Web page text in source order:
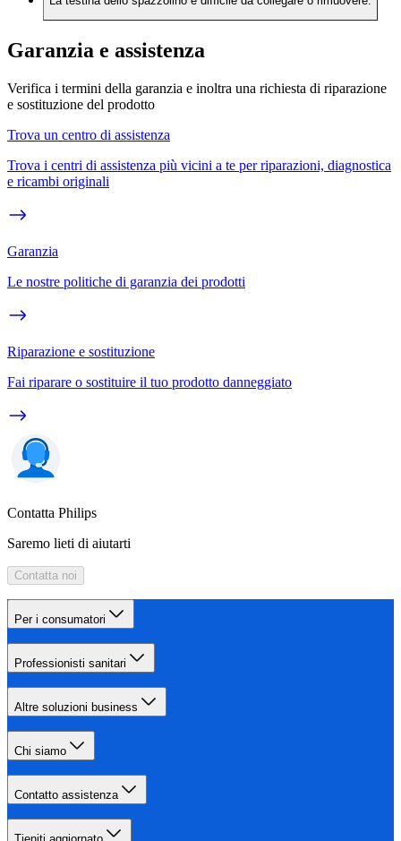
Garanzia e assistenza
Verifica i termini della garanzia e inoltra una richiesta di riparazione
e sostituzione del prodotto
Trova un centro di assistenza
Trova i centri di assistenza più vicini a te per riparazioni, diagnostica
e ricambi originali
Garanzia
Le nostre politiche di garanzia dei prodotti
Riparazione e sostituzione
Fai riparare o sostituire il tuo prodotto danneggiato
Contatta Philips
Saremo lieti di aiutarti
Contatta noi
Per i consumatori
Professionisti sanitari
Altre soluzioni business
Chi siamo
Contatto assistenza